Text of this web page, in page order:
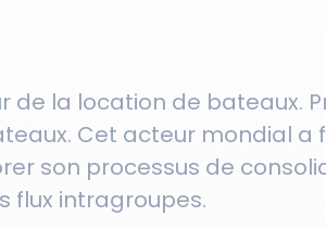
la location de bateaux.
Cet acteur mondial a
son processus de
flux intragroupes.